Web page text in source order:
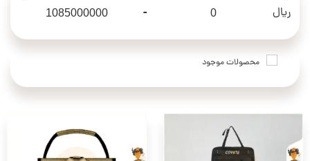
ریال Minimum Price
-
Maximum Price
محصولات موجود